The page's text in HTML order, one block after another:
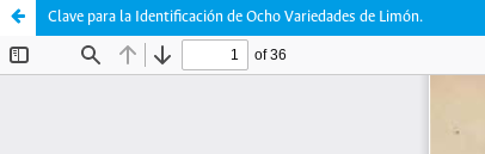
Clave para la Identificación de Ocho Variedades de Limón.